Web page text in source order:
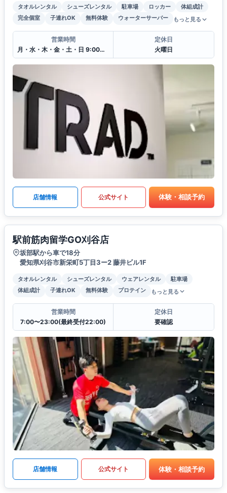
タオルレンタル シューズレンタル 駐車場 ロッカー
体組成計
完全個室
子連れOK 無料体験 ウォーターサーバー もっと見る
営業時間
月・水・木・金・土・日 9:00〜22:00(完全予約制)
定休日
火曜日
店舗情報 公式サイト 体験・相談予約
駅前筋肉留学GO刈谷店
坂部駅から車で18分
愛知県刈谷市新栄町5丁目3ー2 藤井ビル1F
タオルレンタル シューズレンタル ウェアレンタル
駐車場
体組成計
子連れOK 無料体験 プロテイン もっと見る
営業時間
7:00〜23:00(最終受付22:00)
定休日
要確認
店舗情報 公式サイト 体験・相談予約